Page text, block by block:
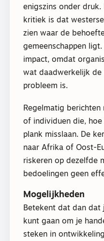
enigszins onder druk.
kritiek is dat
zien waar de
gemeenschappen
impact, omdat
wat daadwerkelijk de
probleem is.
Regelmatig
of individuen die,
plank misslaan. De
naar Afrika of Oost-
riskeren op dezelfde
bedoelingen geen
Mogelijkheden
Betekent dat dan dat
kunt gaan om je
steken in